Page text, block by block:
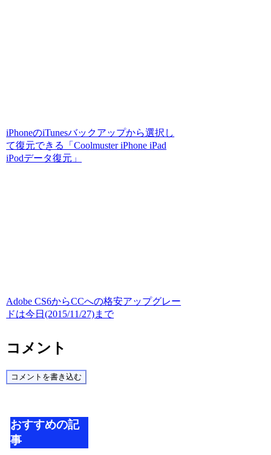
iPhoneのiTunesバックアップから選択し
て復元できる「Coolmuster iPhone iPad
iPodデータ復元」
Adobe CS6からCCへの格安アップグレー
ドは今日(2015/11/27)まで
コメント
コメントを書き込む
おすすめの記
事